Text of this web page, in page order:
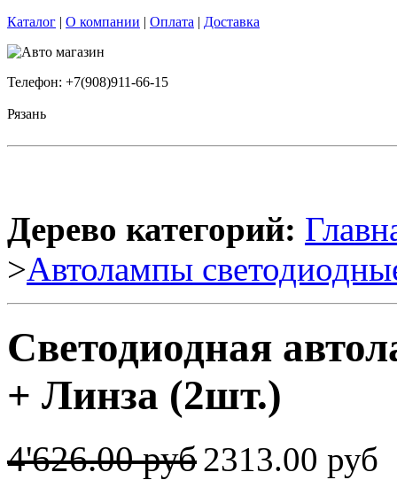
Каталог | О компании | Оплата | Доставка
Телефон: +7(908)911-66-15
Рязань
Дерево категорий:
>Автолампы
Светодиодная
+ Линза (2шт.)
4'626.00 руб2313.00 руб